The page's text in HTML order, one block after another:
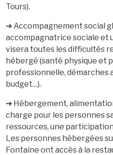
Tours).
➔ Accompagnement social
accompagnatrice sociale et
visera toutes les difficultés
hébergé (santé physique et
professionnelle, démarches
budget…).
➔ Hébergement,
charge pour les personnes
ressources, une
Les personnes hébergées
Fontaine ont accès à la